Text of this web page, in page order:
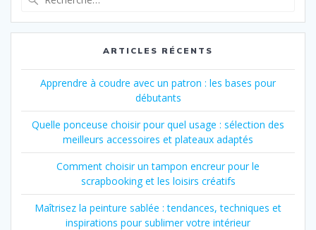
:
ARTICLES RÉCENTS
Apprendre à coudre avec un patron : les bases pour
débutants
Quelle ponceuse choisir pour quel usage : sélection des
meilleurs accessoires et plateaux adaptés
Comment choisir un tampon encreur pour le
scrapbooking et les loisirs créatifs
Maîtrisez la peinture sablée : tendances, techniques et
inspirations pour sublimer votre intérieur